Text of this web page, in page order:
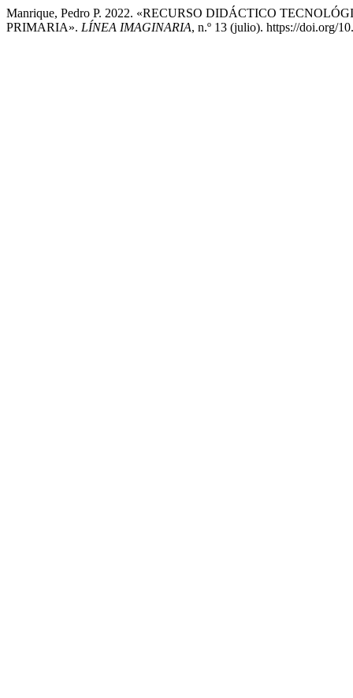
Manrique, Pedro P. 2022. «RECURSO DIDÁCTICO
PRIMARIA». LÍNEA IMAGINARIA, n.º 13 (julio). https://doi.org/